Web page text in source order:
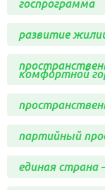
госпрограмма
развитие
комфортной
партийный
единая страна